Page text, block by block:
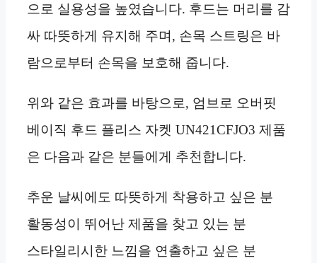
으로 실용성을 높였습니다. 후드는 머리를 감
싸 따뜻하게 유지해 주며, 손목 스트링은 바
람으로부터 손목을 보호해 줍니다.
위와 같은 효과를 바탕으로, 엄브로 오버핏
베이직 후드 플리스 자켓 UN421CFJO3 제품
은 다음과 같은 분들에게 추천합니다.
추운 날씨에도 따뜻하게 착용하고 싶은 분
활동성이 뛰어난 제품을 찾고 있는 분
스타일리시한 느낌을 연출하고 싶은 분